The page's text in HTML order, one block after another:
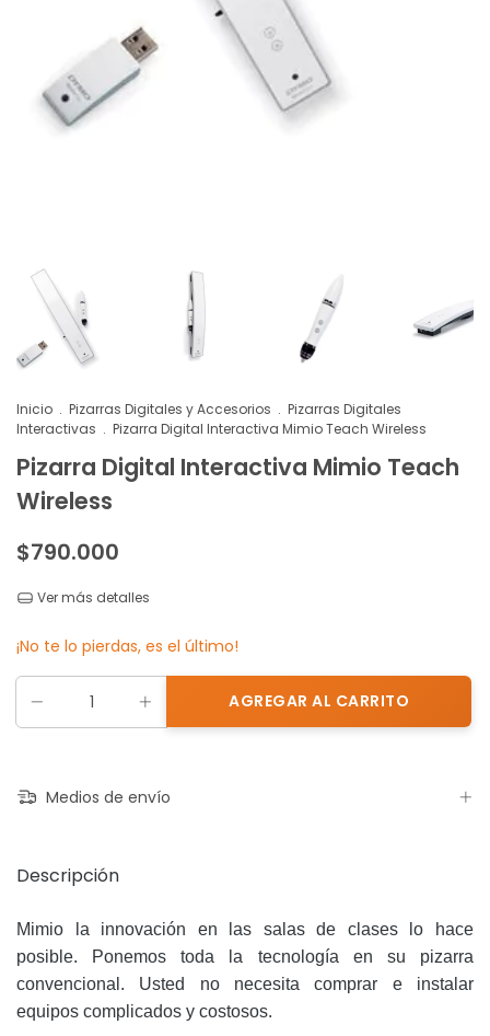
Inicio . Pizarras Digitales y Accesorios . Pizarras Digitales
Interactivas . Pizarra Digital Interactiva Mimio Teach Wireless
Pizarra Digital Interactiva Mimio Teach
Wireless
$790.000
Ver más detalles
¡No te lo pierdas, es el último!
Medios de envío
Descripción
Mimio la innovación en las salas de clases lo hace
posible.
Ponemos toda la tecnología en su pizarra
convencional. Usted no necesita comprar e instalar
equipos complicados y costosos.